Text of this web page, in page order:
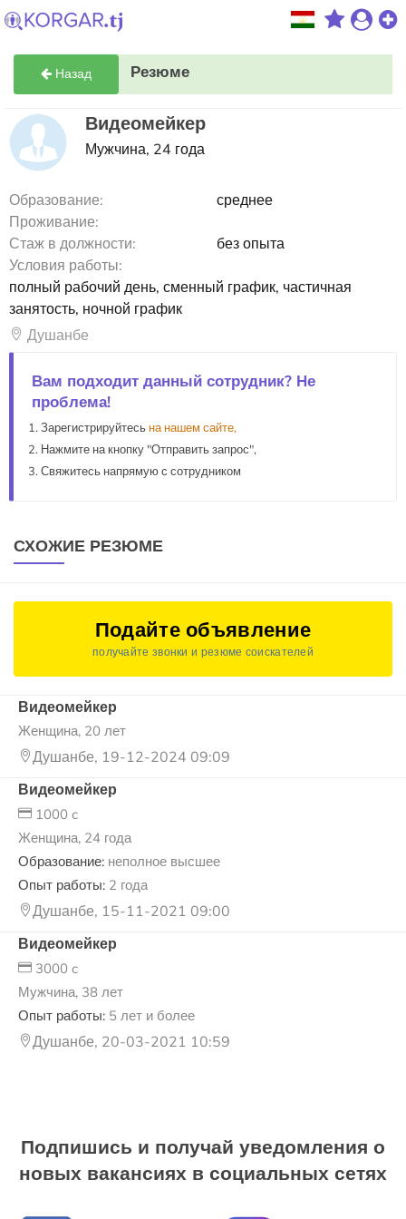
Назад Резюме
Видеомейкер
Мужчина, 24 года
Образование:
среднее
Проживание:
Стаж в должности:
без опыта
Условия работы:
полный рабочий день, сменный график, частичная
занятость, ночной график
Душанбе
Вам подходит данный сотрудник? Не
проблема!
Зарегистрируйтесьна нашем сайте,
Нажмите на кнопку "Отправить запрос",
Свяжитесь напрямую с сотрудником
СХОЖИЕ РЕЗЮМЕ
Подайте объявление
получайте звонки и резюме соискателей
Видеомейкер
Женщина, 20 лет
Душанбе, 19-12-2024 09:09
Видеомейкер
1000 c
Женщина, 24 года
Образование: неполное высшее
Опыт работы: 2 года
Душанбе, 15-11-2021 09:00
Видеомейкер
3000 c
Мужчина, 38 лет
Опыт работы: 5 лет и более
Душанбе, 20-03-2021 10:59
Подпишись и получай уведомления о
новых вакансиях в социальных сетях